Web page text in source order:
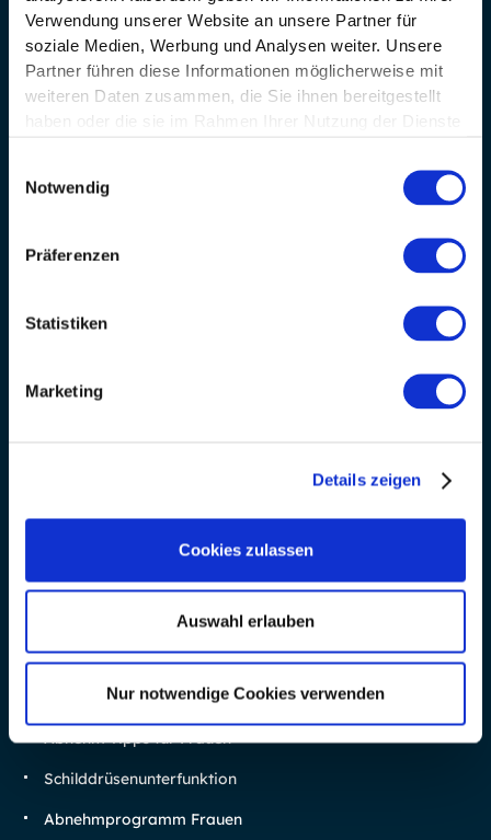
Verwendung unserer Website an unsere Partner für
soziale Medien, Werbung und Analysen weiter. Unsere
Partner führen diese Informationen möglicherweise mit
weiteren Daten zusammen, die Sie ihnen bereitgestellt
haben oder die sie im Rahmen Ihrer Nutzung der Dienste
Notwendig
Präferenzen
Statistiken
Marketing
Details zeigen
Cookies zulassen
Auswahl erlauben
Nur notwendige Cookies verwenden
Mit welcher Methode wird gearbeitet?
Das Buch „Endlich Schlank“ von JanBahmann
Startseite
Über uns
TÜV-Zertifizierungen
Schnell abnehmen als Frau
Bauchfett verlieren als Frau
Schilddrüsen­unterfunktion
Abnehm­programm Frauen